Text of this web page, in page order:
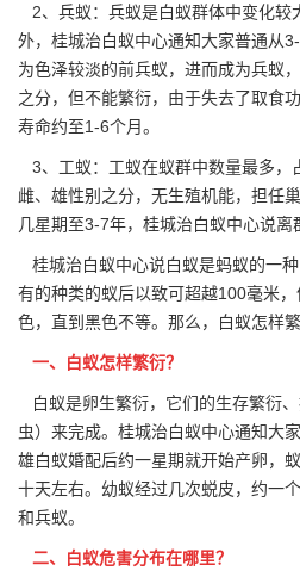
2、兵蚁：兵蚁是白蚁群体中变化较
外，桂城治白蚁中心通知大家普通从
为色泽较淡的前兵蚁，进而成为兵蚁
之分，但不能繁衍，由于失去了取食
寿命约至1-6个月。
3、工蚁：工蚁在蚁群中数量最多，
雌、雄性别之分，无生殖机能，担任
几星期至3-7年，桂城治白蚁中心说离
桂城治白蚁中心说白蚁是蚂蚁的一种
有的种类的蚁后以致可超越100毫米
色，直到黑色不等。那么，白蚁怎样繁
一、白蚁怎样繁衍？
白蚁是卵生繁衍，它们的生存繁衍
虫）来完成。桂城治白蚁中心通知大
雄白蚁婚配后约一星期就开始产卵，
十天左右。幼蚁经过几次蜕皮，约一
和兵蚁。
二、白蚁危害分布在哪里？